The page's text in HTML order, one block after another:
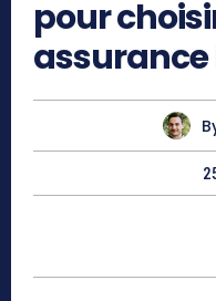
pour